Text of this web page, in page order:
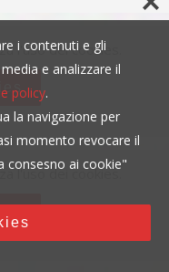
l'uso dei cookies.
l'uso dei cookies.
i contenuti e gli
e analizzare il
policy.
la navigazione per
momento revocare il
consesno ai cookie"